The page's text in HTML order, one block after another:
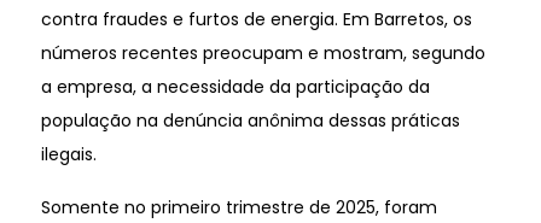
contra fraudes e furtos de energia. Em Barretos, os
números recentes preocupam e mostram, segundo
a empresa, a necessidade da participação da
população na denúncia anônima dessas práticas
ilegais.
Somente no primeiro trimestre de 2025, foram